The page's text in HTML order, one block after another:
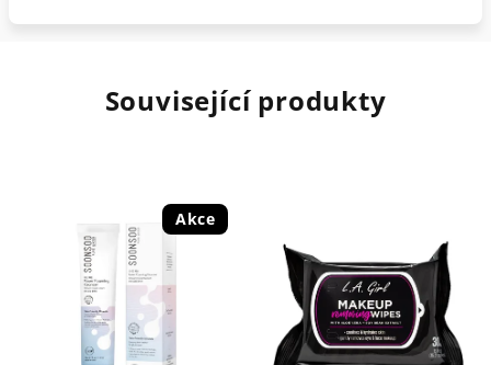
Související produkty
Akce